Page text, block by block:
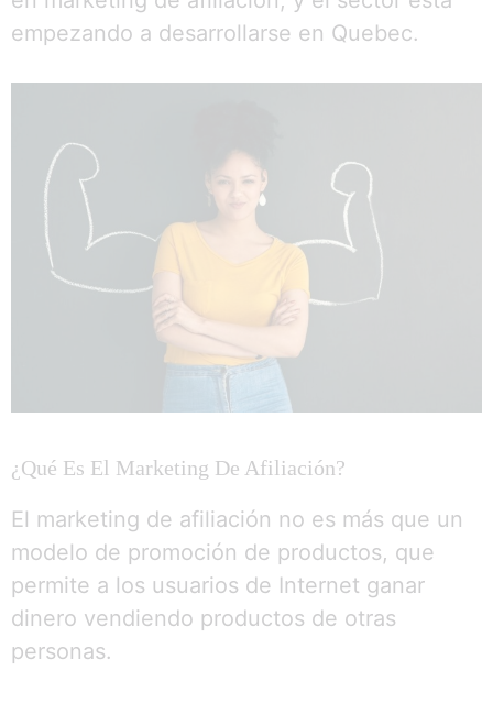
empezando a desarrollarse en Quebec.
¿Qué Es El Marketing De Afiliación?
El marketing de afiliación no es más que un
modelo de promoción de productos, que
permite a los usuarios de Internet ganar
dinero vendiendo productos de otras
personas.